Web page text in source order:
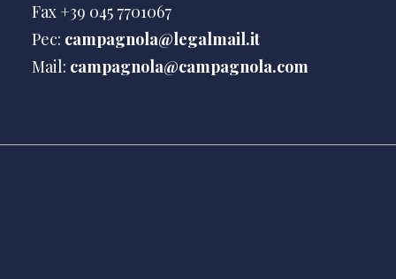
Fax +39 045 7701067
Pec: campagnola@legalmail.it
Mail: campagnola@campagnola.com